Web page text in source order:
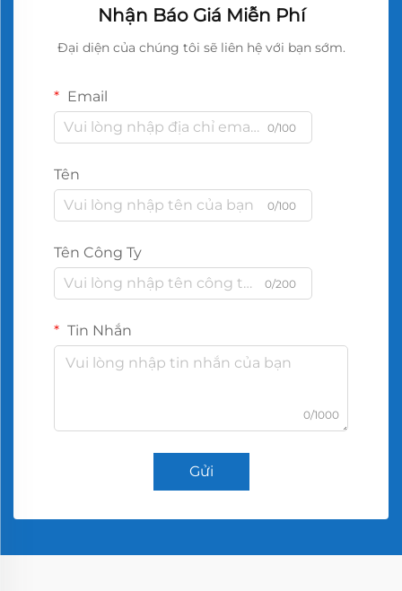
Nhận Báo Giá Miễn Phí
Đại diện của chúng tôi sẽ liên hệ với bạn sớm.
Email
0/100
Tên
0/100
Tên Công Ty
0/200
Tin Nhắn
0/1000
Gửi